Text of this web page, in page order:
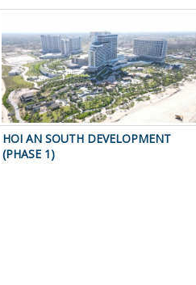
HOI AN SOUTH DEVELOPMENT
(PHASE 1)